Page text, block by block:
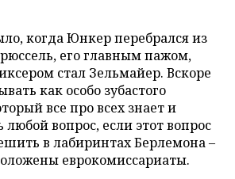
когда Юнкер перебрался из
его главным пажом,
стал Зельмайер. Вскоре
как особо зубастого
все про всех знает и
вопрос, если этот вопрос
в лабиринтах Берлемона –
еврокомиссариаты.